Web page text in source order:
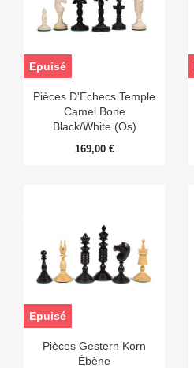
Pièces D'Echecs Temple
Camel Bone
Black/White (Os)
169,00 €
Epuisé
Pièces Gestern Korn
Ébène
Epuisé